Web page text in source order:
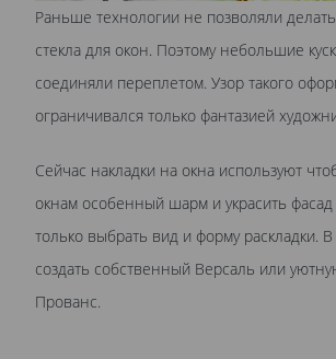
Раньше технологии не позволяли
стекла для окон. Поэтому небольшие
соединяли переплетом. Узор такого
ограничивался только фантазией
Сейчас накладки на окна используют
окнам особенный шарм и украсить
только выбрать вид и форму раскладки.
создать собственный Версаль или
Прованс.